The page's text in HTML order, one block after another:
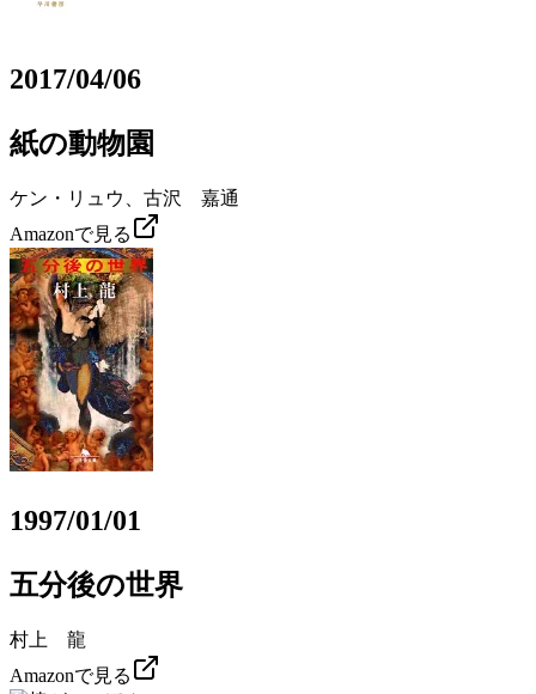
2017/04/06
紙の動物園
ケン・リュウ、古沢 嘉通
Amazonで見る
1997/01/01
五分後の世界
村上 龍
Amazonで見る